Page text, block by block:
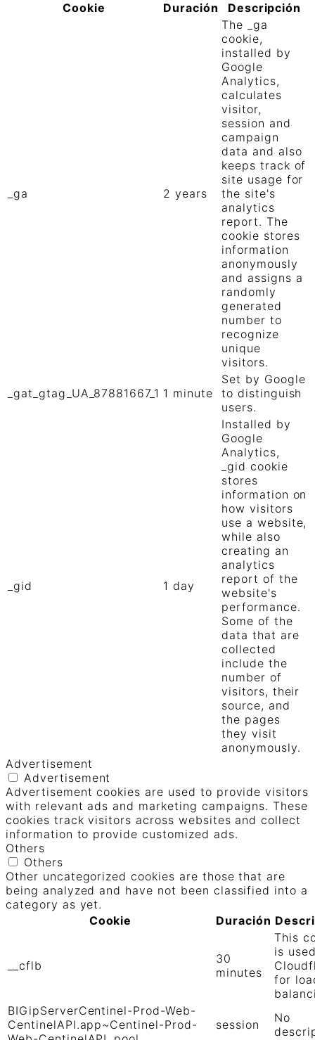
Cookie
Duración Descripción
_ga 2 years
The _ga
cookie,
installed by
Google
Analytics,
calculates
visitor,
session and
campaign
data and also
keeps track of
site usage for
the site's
analytics
report. The
cookie stores
information
anonymously
and assigns a
randomly
generated
number to
recognize
unique
visitors.
_gat_gtag_UA_87881667_1 1 minute
Set by Google
to distinguish
users.
_gid 1 day
Installed by
Google
Analytics,
_gid cookie
stores
information on
how visitors
use a website,
while also
creating an
analytics
report of the
website's
performance.
Some of the
data that are
collected
include the
number of
visitors, their
source, and
the pages
they visit
anonymously.
Advertisement
Advertisement
Advertisement cookies are used to provide visitors
with relevant ads and marketing campaigns. These
cookies track visitors across websites and collect
information to provide customized ads.
Others
Others
Other uncategorized cookies are those that are
being analyzed and have not been classified into a
category as yet.
Cookie
Duración
__cflb
30
minutes
This
is
for
BIGipServerCentinel-Prod-Web-
CentinelAPI.app~Centinel-Prod-
session
No